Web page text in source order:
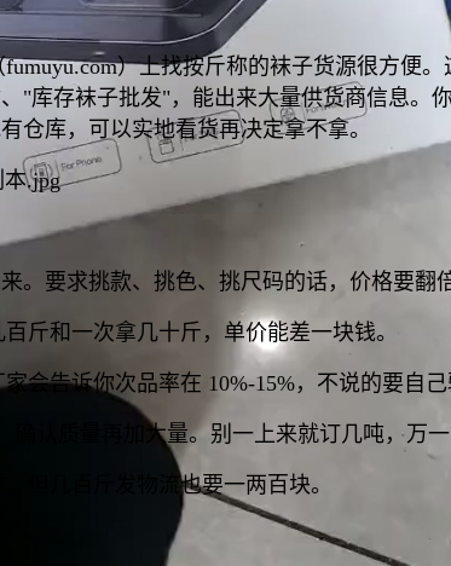
）上找按斤称的袜子货源很方便
"库存袜子批发"，能出来大量供货商信息
仓库，可以实地看货再决定拿不拿。
。要求挑款、挑色、挑尺码的话，价格要翻倍
斤和一次拿几十斤，单价能差一块钱。
会告诉你次品率在 10%-15%，不说的要自己
确认质量再加大量。别一上来就订几吨，万
但几百斤发物流也要一两百块。